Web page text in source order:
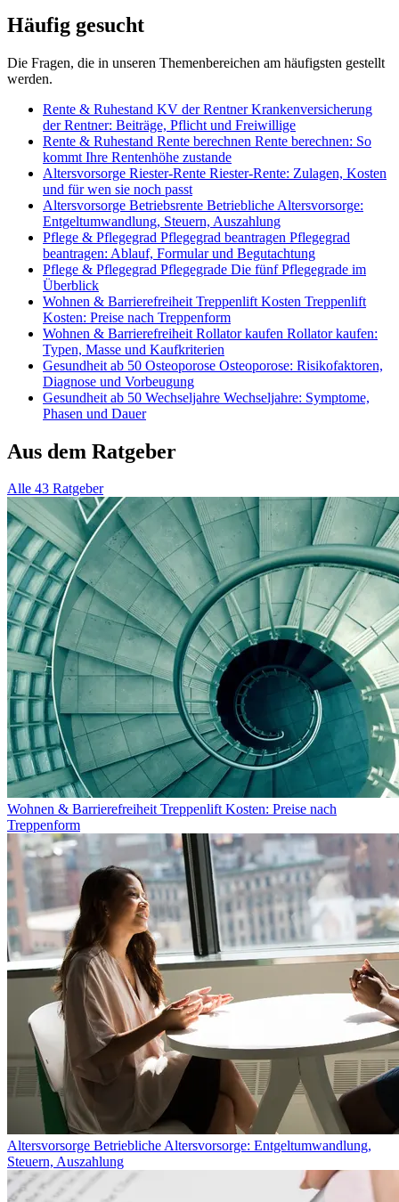
Häufig gesucht
Die Fragen, die in unseren Themenbereichen am häufigsten gestellt
werden.
Rente & Ruhestand KV der RentnerKrankenversicherung
der Rentner: Beiträge, Pflicht und Freiwillige
Rente & Ruhestand Rente berechnen Rente berechnen: So
kommt Ihre Rentenhöhe zustande
Altersvorsorge Riester-Rente Riester-Rente: Zulagen, Kosten
und für wen sie noch passt
Altersvorsorge Betriebsrente Betriebliche Altersvorsorge:
Entgeltumwandlung, Steuern, Auszahlung
Pflege & Pflegegrad Pflegegrad beantragen Pflegegrad
beantragen: Ablauf, Formular und Begutachtung
Pflege & Pflegegrad Pflegegrade Die fünf Pflegegrade im
Überblick
Wohnen & Barrierefreiheit Treppenlift Kosten Treppenlift
Kosten: Preise nach Treppenform
Wohnen & Barrierefreiheit Rollator kaufen Rollator kaufen:
Typen, Masse und Kaufkriterien
Gesundheit ab 50 Osteoporose Osteoporose: Risikofaktoren,
Diagnose und Vorbeugung
Gesundheit ab 50 Wechseljahre Wechseljahre: Symptome,
Phasen und Dauer
Aus dem Ratgeber
Alle 43 Ratgeber
Wohnen & Barrierefreiheit Treppenlift Kosten: Preise nach
Treppenform
Altersvorsorge Betriebliche Altersvorsorge: Entgeltumwandlung,
Steuern, Auszahlung